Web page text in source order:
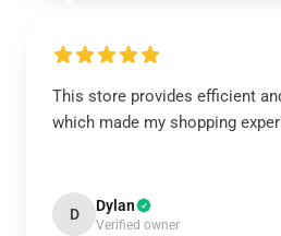
This store provides efficient
which made my shopping
D Dylan
Verified owner